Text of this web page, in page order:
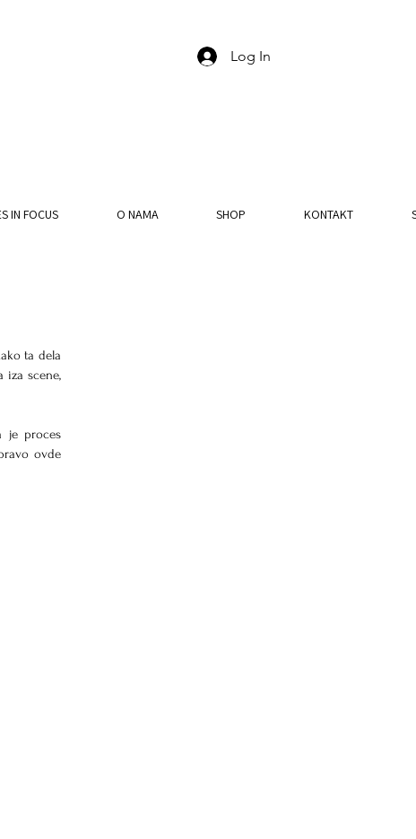
Log In
ta dela
iza scene,
je proces
ovde
IN FOCUS O NAMA SHOP KONTAKT